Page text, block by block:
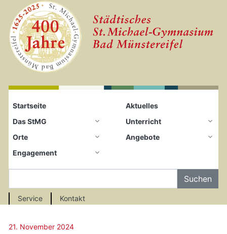
Zum Seiteninhalt springen
Startseite
Startseite
Aktuelles
Das StMG
Unterricht
Orte
Angebote
Engagement
Service Kontakt
21. November 2024